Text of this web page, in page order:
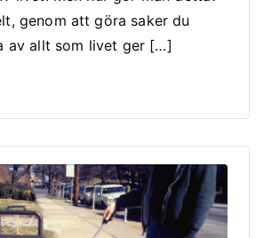
genom att göra saker du
av allt som livet ger […]